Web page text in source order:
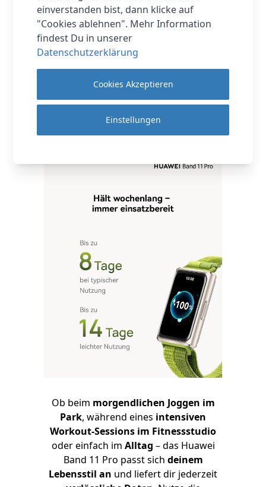
Ob beim morgendlichen Joggen im
Park, während eines intensiven
Workout-Sessions im Fitnessstudio
oder einfach im Alltag – das Huawei
Band 11 Pro passt sich deinem
Lebensstil an und liefert dir jederzeit
einverstanden bist, dann klicke auf
"Cookies ablehnen". Mehr Information
findest Du in unserer
Datenschutzerklärung
Cookies Akzeptieren
Einstellungen